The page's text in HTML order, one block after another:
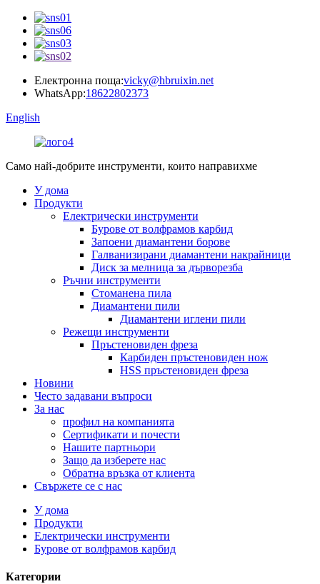
Електронна поща:vicky@hbruixin.net
WhatsApp:18622802373
English
Само най-добрите инструменти, които направихме
У дома
Продукти
Електрически инструменти
Бурове от волфрамов карбид
Запоени диамантени борове
Галванизирани диамантени накрайници
Диск за мелница за дърворезба
Ръчни инструменти
Стоманена пила
Диамантени пили
Диамантени иглени пили
Режещи инструменти
Пръстеновиден фреза
Карбиден пръстеновиден нож
HSS пръстеновиден фреза
Новини
Често задавани въпроси
За нас
профил на компанията
Сертификати и почести
Нашите партньори
Защо да изберете нас
Обратна връзка от клиента
Свържете се с нас
У дома
Продукти
Електрически инструменти
Бурове от волфрамов карбид
Категории